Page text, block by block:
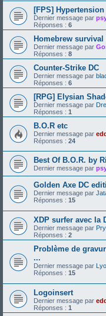
[FPS] Hypertension
Dernier message par
Réponses : 6
Homebrew
Dernier message par
Réponses : 8
Counter-Strike DC
Dernier message par
Réponses : 6
[RPG] Elysian
Dernier message par
Réponses : 1
B.O.R etc
Dernier message par
Réponses : 24
Best Of B.O.R. by
Dernier message par
Golden Axe DC
Dernier message par
Réponses : 15
XDP surfer avec la
Dernier message par
Réponses : 2
Problème de
...
Dernier message par Lyo_
Réponses : 15
Logoinsert
Dernier message par
Réponses : 1